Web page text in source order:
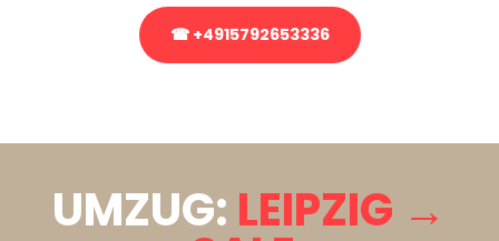
☎ +4915792653336
UMZUG: LEIPZIG →